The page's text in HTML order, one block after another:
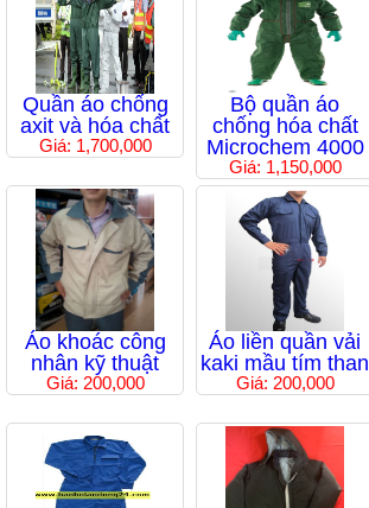
Quần áo chống
axit và hóa chất
Giá: 1,700,000
Bộ quần áo
chống hóa chất
Microchem 4000
Giá: 1,150,000
Áo khoác công
nhân kỹ thuật
Giá: 200,000
Áo liền quần vải
kaki mầu tím than
Giá: 200,000